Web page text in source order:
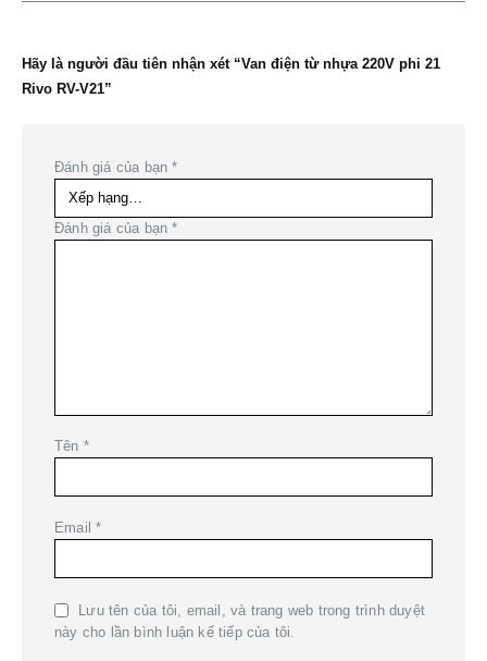
Hãy là người đầu tiên nhận xét “Van điện từ nhựa 220V phi 21
Rivo RV-V21”
Đánh giá của bạn*
Đánh giá của bạn*
Tên *
Email*
Lưu tên của tôi, email, và trang web trong trình duyệt
này cho lần bình luận kế tiếp của tôi.